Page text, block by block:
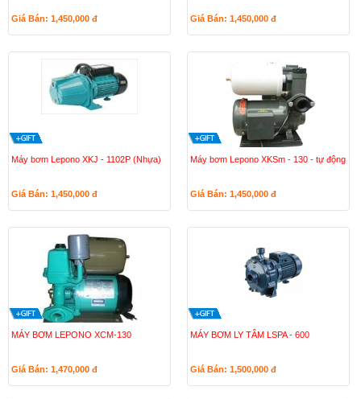
Giá Bán: 1,450,000 đ Giá Bán: 1,450,000 đ
Máy bơm Lepono XKJ - 1102P (Nhựa)
Giá Bán: 1,450,000 đ
Máy bơm Lepono XKSm - 130 - tự động
Giá Bán: 1,450,000 đ
MÁY BƠM LEPONO XCM-130
Giá Bán: 1,470,000 đ
MÁY BƠM LY TÂM LSPA - 600
Giá Bán: 1,500,000 đ